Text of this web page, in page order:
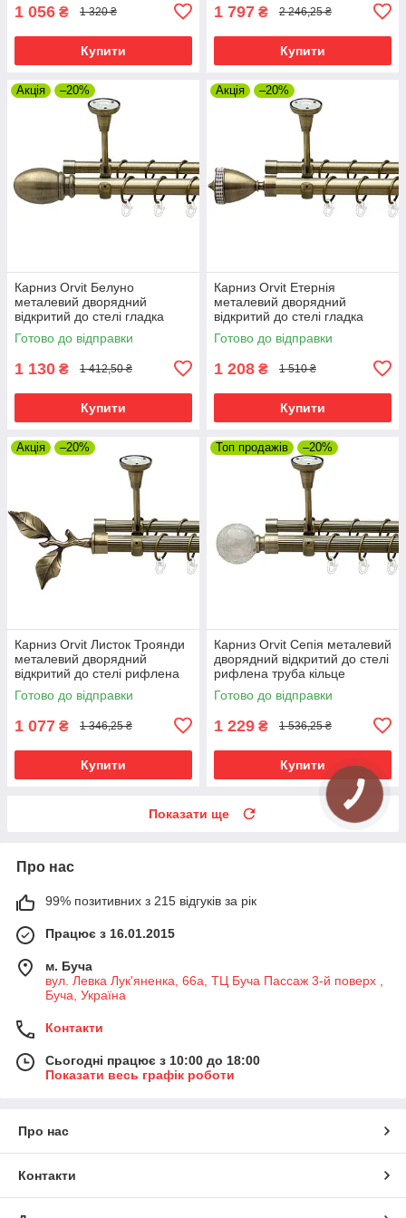
1 056 ₴ 1 320 ₴
Купити
1 797 ₴ 2 246,25 ₴
Купити
Акція –20%
Карниз Orvit Белуно
металевий дворядний
відкритий до стелі гладка
труба кільце металеве Антик
25\19 мм 200 см (00-
Готово до відправки
1 130 ₴ 1 412,50 ₴
Купити
Акція –20%
Карниз Orvit Етернія
металевий дворядний
відкритий до стелі гладка
труба кільце металеве Антик
25\19 мм 200 см (00-
Готово до відправки
1 208 ₴ 1 510 ₴
Купити
Акція –20%
Карниз Orvit Листок Троянди
металевий дворядний
відкритий до стелі рифлена
труба кільце металеве Антик
25\19 мм 200 см
Готово до відправки
1 077 ₴ 1 346,25 ₴
Купити
Топ продажів –20%
Карниз Orvit Сепія металевий
дворядний відкритий до стелі
рифлена труба кільце
металеве Антик 25\19 мм 200
см (00-00018902)
Готово до відправки
1 229 ₴ 1 536,25 ₴
Купити
Показати ще
Про нас
99% позитивних з 215 відгуків за рік
Працює з 16.01.2015
м. Буча
вул. Левка Лук'яненка, 66а, ТЦ Буча Пассаж 3-й поверх ,
Буча, Україна
Контакти
Сьогодні працює з 10:00 до 18:00
Показати весь графік роботи
Про нас
Контакти